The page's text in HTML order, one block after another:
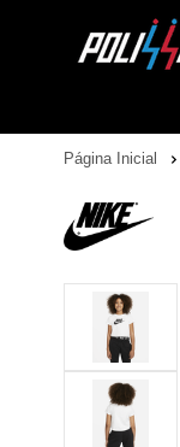
Página Inicial